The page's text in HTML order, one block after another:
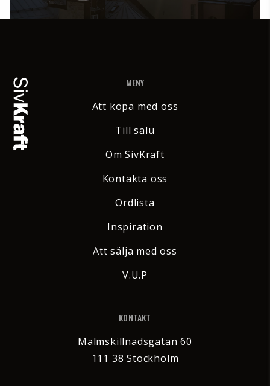
MENY
Att köpa med oss
Ordlista
Till salu
Inspiration
Om SivKraft
Att sälja med oss
Kontakta oss
V.U.P
KONTAKT
Malmskillnadsgatan 60
111 38 Stockholm